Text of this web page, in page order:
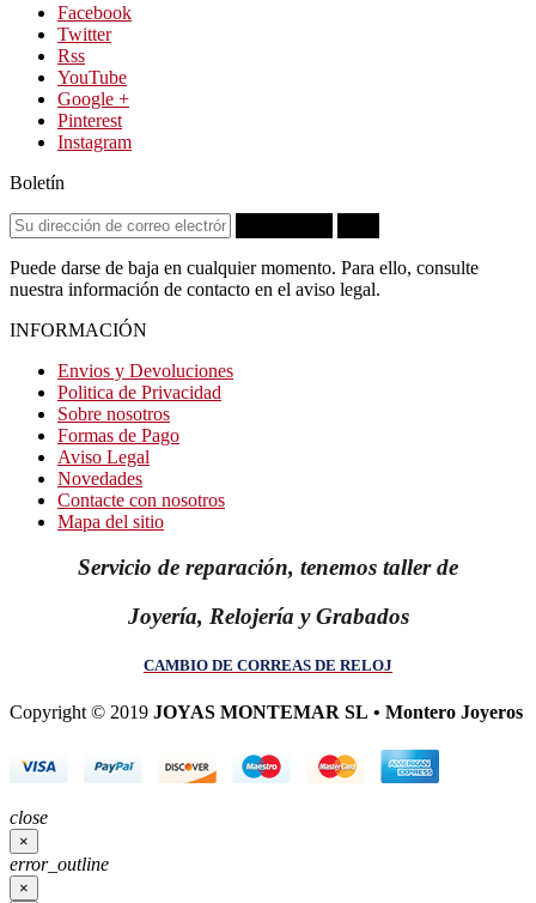
Facebook
Twitter
Rss
YouTube
Google +
Pinterest
Instagram
Boletín
Puede darse de baja en cualquier momento. Para ello, consulte
nuestra información de contacto en el aviso legal.
INFORMACIÓN
Envios y Devoluciones
Politica de Privacidad
Sobre nosotros
Formas de Pago
Aviso Legal
Novedades
Contacte con nosotros
Mapa del sitio
Servicio de reparación, tenemos taller de
Joyería, Relojería y Grabados
CAMBIO DE CORREAS DE RELOJ
Copyright © 2019 JOYAS MONTEMAR SL • Montero Joyeros
close
×
error_outline
×